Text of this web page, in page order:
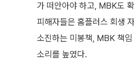
가 떠안아야 하고, MBK도
피해자들은 홈플러스 회생
소진하는 미봉책, MBK 책
소리를 높였다.